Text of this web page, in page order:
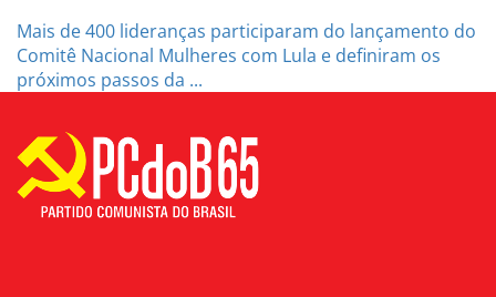
Mais de 400 lideranças participaram do lançamento do
Comitê Nacional Mulheres com Lula e definiram os
próximos passos da ...